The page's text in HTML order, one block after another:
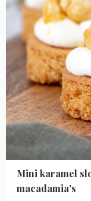
Mini karamel
macadamia's